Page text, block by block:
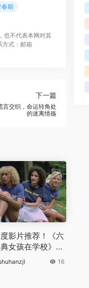
期
也不代表本网对其
方式：邮箱
下一篇
言交织，命运转角处
的迷离情殇
影片推荐！《六
女孩在学校》，
的不羁成长与欢
16